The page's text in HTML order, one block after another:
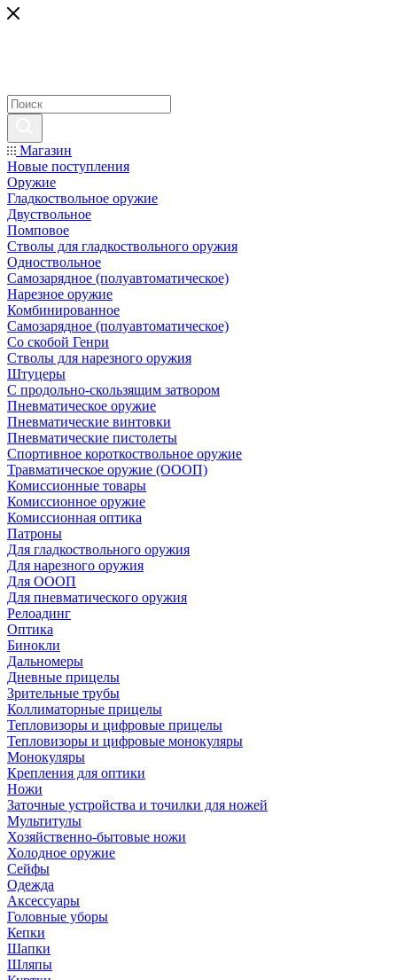
Магазин
Новые поступления
Оружие
Гладкоствольное оружие
Двуствольное
Помповое
Стволы для гладкоствольного оружия
Одноствольное
Самозарядное (полуавтоматическое)
Нарезное оружие
Комбинированное
Самозарядное (полуавтоматическое)
Со скобой Генри
Стволы для нарезного оружия
Штуцеры
С продольно-скользящим затвором
Пневматическое оружие
Пневматические винтовки
Пневматические пистолеты
Спортивное короткоствольное оружие
Травматическое оружие (ОООП)
Комиссионные товары
Комиссионное оружие
Комиссионная оптика
Патроны
Для гладкоствольного оружия
Для нарезного оружия
Для ОООП
Для пневматического оружия
Релоадинг
Оптика
Бинокли
Дальномеры
Дневные прицелы
Зрительные трубы
Коллиматорные прицелы
Тепловизоры и цифровые прицелы
Тепловизоры и цифровые монокуляры
Монокуляры
Крепления для оптики
Ножи
Заточные устройства и точилки для ножей
Мультитулы
Хозяйственно-бытовые ножи
Холодное оружие
Сейфы
Одежда
Аксессуары
Головные уборы
Кепки
Шапки
Шляпы